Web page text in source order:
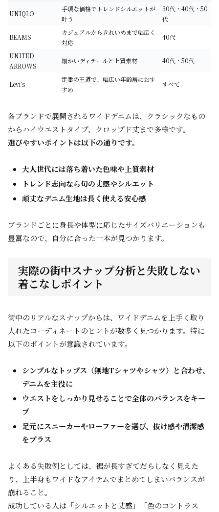
UNIQLO
手頃な価格でトレンドシルエットが
叶う
30代・40代・50
代
BEAMS
カジュアルからきれいめまで幅広く
対応
40代
UNITED
ARROWS
細かいディテールと上質素材 40代・50代
Levi’s
定番の王道で、幅広い年齢層におす
すめ
すべて
各ブランドで展開されるワイドデニムは、クラシックなもの
からハイウエストタイプ、クロップド丈まで多様です。
選びやすいポイントは以下の通りです。
大人世代には落ち着いた色味や上質素材
トレンド志向なら旬の丈感やシルエット
頑丈なデニム生地は長く使える安心感
ブランドごとに身長や体型に応じたサイズバリエーションも
豊富なので、自分に合った一本が見つかります。
実際の街中スナップ分析と失敗しない
着こなしポイント
街中のリアルなスナップからは、ワイドデニムを上手く取り
入れたコーディネートのヒントが数多く見つかります。特に
以下のポイントが意識されています。
シンプルなトップス（無地Tシャツやシャツ）と合わせ、
デニムを主役に
ウエストをしっかり見せることで全体のバランスをキー
プ
足元にスニーカーやローファーを選び、抜け感や清潔感
をプラス
よくある失敗例としては、裾が長すぎてだらしなく見えた
り、上半身もワイドなアイテムでまとめてしまいバランスが
崩れること。
成功している人は「シルエットと丈感」「色のコントラス